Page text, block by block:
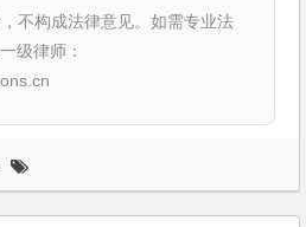
不构成法律意见。如需专业法
级律师：